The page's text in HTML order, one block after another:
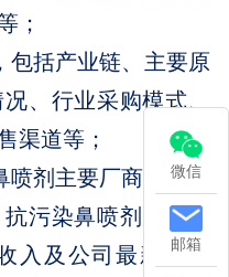
微信
邮箱
；
包括产业链、主要原
、行业采购模式、
渠道等；
剂主要厂商基本情
污染鼻喷剂产品规
入及公司最新动态